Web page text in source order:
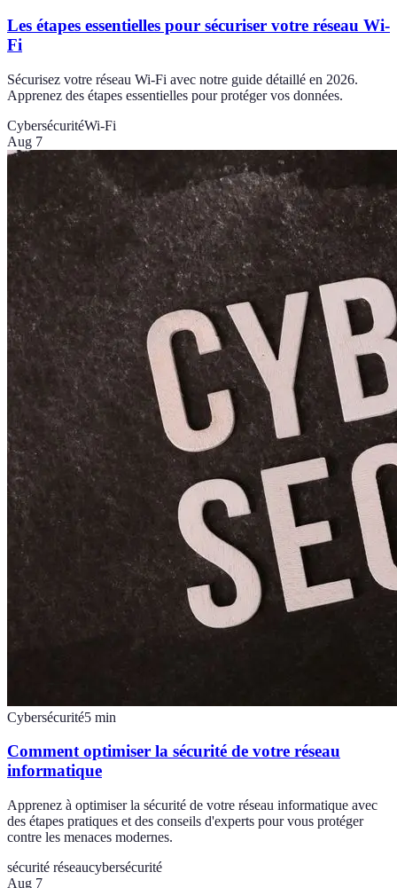
Les étapes essentielles pour sécuriser votre réseau Wi-
Fi
Sécurisez votre réseau Wi-Fi avec notre guide détaillé en 2026.
Apprenez des étapes essentielles pour protéger vos données.
CybersécuritéWi-Fi
Aug 7
Cybersécurité5 min
Comment optimiser la sécurité de votre réseau
informatique
Apprenez à optimiser la sécurité de votre réseau informatique avec
des étapes pratiques et des conseils d'experts pour vous protéger
contre les menaces modernes.
sécurité réseaucybersécurité
Aug 7